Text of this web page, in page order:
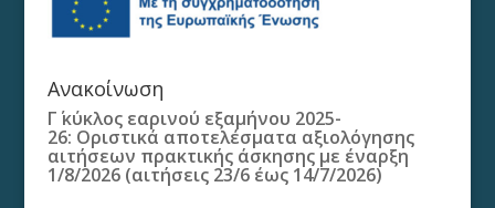
Ανακοίνωση
Γ΄ κύκλος εαρινού εξαμήνου 2025-
26: Οριστικά αποτελέσματα αξιολόγησης
αιτήσεων πρακτικής άσκησης με έναρξη
1/8/2026 (αιτήσεις 23/6 έως 14/7/2026)